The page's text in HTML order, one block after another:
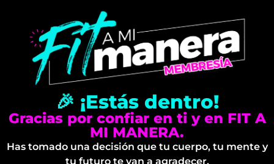
🎉 ¡Estás dentro!
Gracias por confiar en ti y en FIT A
MI MANERA.
Has tomado una decisión que tu cuerpo, tu mente y
tu futuro te van a agradecer.